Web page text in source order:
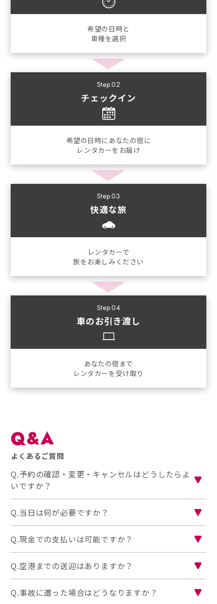
希望の日時と
車種を選択
Step.02
チェックイン
希望の日時にあなたの宿に
レンタカーをお届け
Step.03
快適な旅
レンタカーで
旅をお楽しみください
Step.04
車のお引き渡し
あなたの宿まで
レンタカーを受け取り
Q&A
よくあるご質問
Q.予約の確認・変更・キャンセルはどうしたらよ
いですか？
Q.当日は何が必要ですか？
Q.現金での支払いは可能ですか？
Q.空港までの送迎はありますか？
Q.事故に遭った場合はどうなりますか？